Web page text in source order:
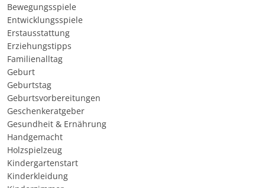
Bewegungsspiele
Entwicklungsspiele
Erstausstattung
Erziehungstipps
Familienalltag
Geburt
Geburtstag
Geburtsvorbereitungen
Geschenkeratgeber
Gesundheit & Ernährung
Handgemacht
Holzspielzeug
Kindergartenstart
Kinderkleidung